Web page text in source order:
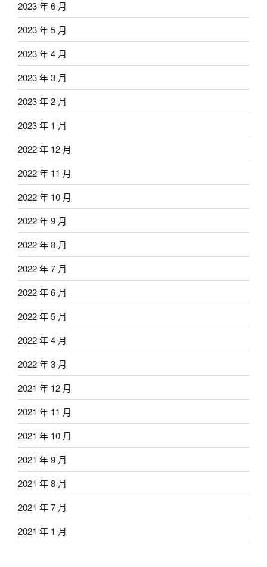
2023 年 6 月
2023 年 5 月
2023 年 4 月
2023 年 3 月
2023 年 2 月
2023 年 1 月
2022 年 12 月
2022 年 11 月
2022 年 10 月
2022 年 9 月
2022 年 8 月
2022 年 7 月
2022 年 6 月
2022 年 5 月
2022 年 4 月
2022 年 3 月
2021 年 12 月
2021 年 11 月
2021 年 10 月
2021 年 9 月
2021 年 8 月
2021 年 7 月
2021 年 1 月